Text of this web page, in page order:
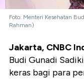
Foto: Menteri Kesehatan
Rahman)
Jakarta, CNBC
Budi Gunadi
keras bagi para